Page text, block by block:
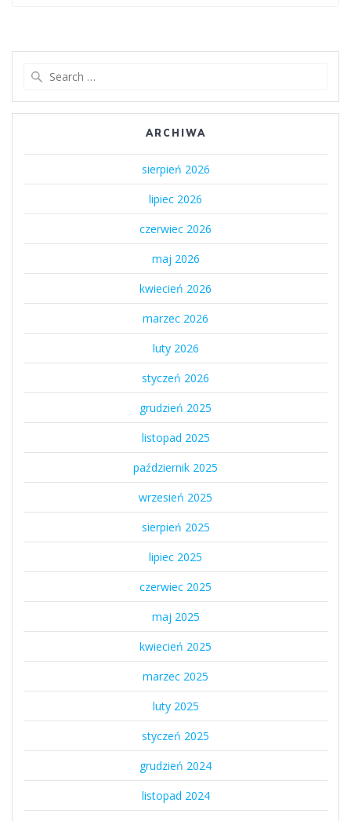
ARCHIWA
sierpień 2026
lipiec 2026
czerwiec 2026
maj 2026
kwiecień 2026
marzec 2026
luty 2026
styczeń 2026
grudzień 2025
listopad 2025
październik 2025
wrzesień 2025
sierpień 2025
lipiec 2025
czerwiec 2025
maj 2025
kwiecień 2025
marzec 2025
luty 2025
styczeń 2025
grudzień 2024
listopad 2024